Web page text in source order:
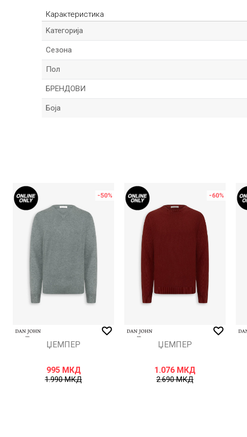
Карактеристика
Kатегорија
Сезона
Пол
БРЕНДОВИ
Боја
ИСПРАТИ
-50%
ЏЕМПЕР
995 МКД
1.990МКД
-60%
ЏЕМПЕР
1.076 МКД
2.690МКД